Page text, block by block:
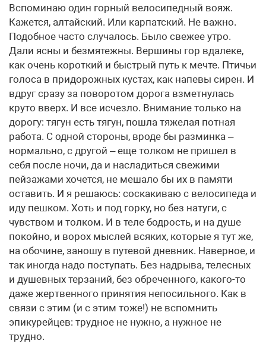
Вспоминаю один горный велосипедный вояж.
Кажется, алтайский. Или карпатский. Не важно.
Подобное часто случалось. Было свежее утро.
Дали ясны и безмятежны. Вершины гор вдалеке,
как очень короткий и быстрый путь к мечте. Птичьи
голоса в придорожных кустах, как напевы сирен. И
вдруг сразу за поворотом дорога взметнулась
круто вверх. И все исчезло. Внимание только на
дорогу: тягун есть тягун, пошла тяжелая потная
работа. С одной стороны, вроде бы разминка –
нормально, с другой – еще толком не пришел в
себя после ночи, да и насладиться свежими
пейзажами хочется, не мешало бы их в памяти
оставить. И я решаюсь: соскакиваю с велосипеда и
иду пешком. Хоть и под горку, но без натуги, с
чувством и толком. И в теле бодрость, и на душе
покойно, и ворох мыслей всяких, которые я тут же,
на обочине, заношу в путевой дневник. Наверное, и
так иногда надо поступать. Без надрыва, телес­ных
и душевных терзаний, без обреченного, какого-то
даже жертвенного принятия непосильного. Как в
связи с этим (и с этим тоже!) не вспомнить
эпикурейцев: трудное не нужно, а нужное не
трудно.